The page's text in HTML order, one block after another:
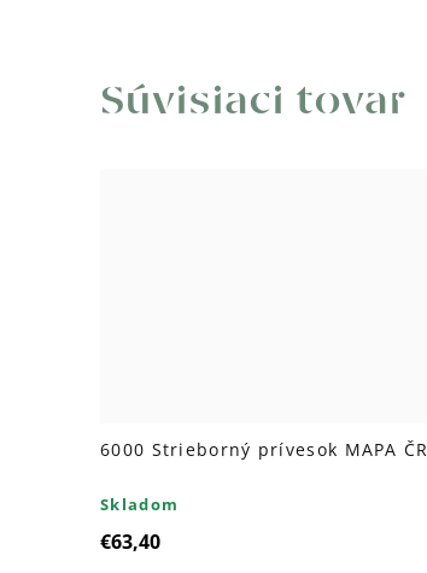
Súvisiaci tovar
6000 Strieborný prívesok MAPA ČR
Skladom
€63,40